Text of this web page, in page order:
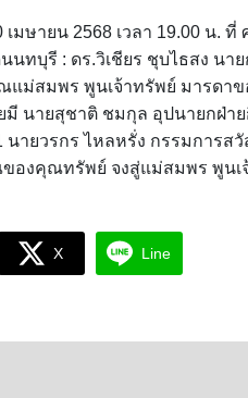
เมษายน 2568 เวลา 19.00 น.
นทบุรี : ดร.วิเชียร ชุบไธสง น
ม่สมพร พูนเจ้าทรัพย์ มารดาข
นายสุชาติ ชมกุล อุปนายกฝ่า
ายวรกร ไหลหรั่ง กรรมการส
งคุณทรัพย์ จงสู่แม่สมพร พูนเ
X Line